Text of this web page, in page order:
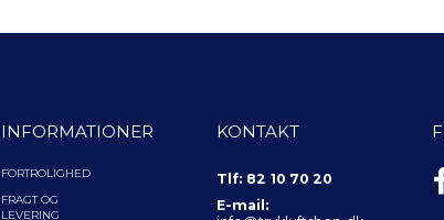
INFORMATIONER
FORTROLIGHED
FRAGT OG
LEVERING
KONTAKT
Tlf: 82 10 70 20
E-mail: